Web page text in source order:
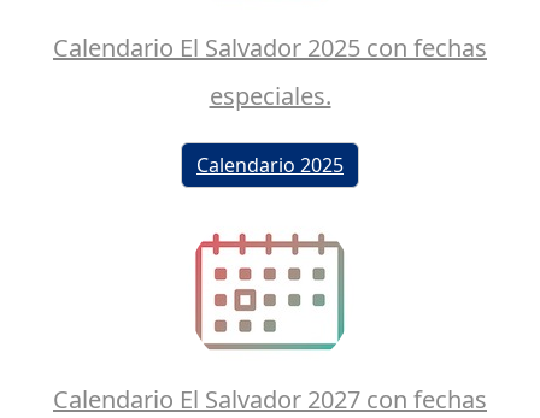
Calendario El Salvador 2025 con fechas
especiales.
Calendario 2025
Calendario El Salvador 2027 con fechas